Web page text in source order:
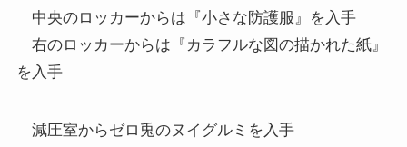
中央のロッカーからは『小さな防護服』を入手
右のロッカーからは『カラフルな図の描かれた紙』
を入手
減圧室からゼロ兎のヌイグルミを入手